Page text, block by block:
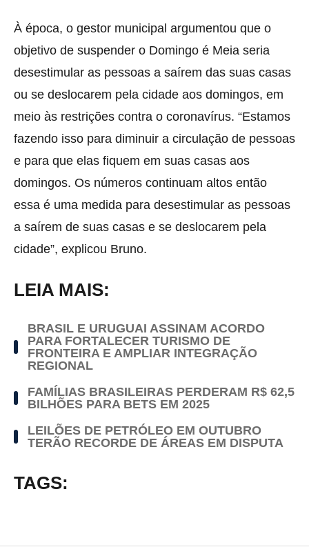
À época, o gestor municipal argumentou que o
objetivo de suspender o Domingo é Meia seria
desestimular as pessoas a saírem das suas casas
ou se deslocarem pela cidade aos domingos, em
meio às restrições contra o coronavírus. “Estamos
fazendo isso para diminuir a circulação de pessoas
e para que elas fiquem em suas casas aos
domingos. Os números continuam altos então
essa é uma medida para desestimular as pessoas
a saírem de suas casas e se deslocarem pela
cidade”, explicou Bruno.
LEIA MAIS:
BRASIL E URUGUAI ASSINAM ACORDO
PARA FORTALECER TURISMO DE
FRONTEIRA E AMPLIAR INTEGRAÇÃO
REGIONAL
FAMÍLIAS BRASILEIRAS PERDERAM R$ 62,5
BILHÕES PARA BETS EM 2025
LEILÕES DE PETRÓLEO EM OUTUBRO
TERÃO RECORDE DE ÁREAS EM DISPUTA
TAGS: